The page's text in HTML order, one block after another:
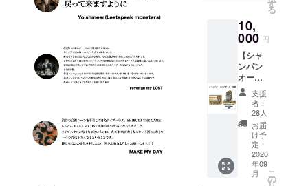
要】と
ご記入
くださ
い
スター
へのお
名前掲
載。 ※
掲載可
能な方
はお名
前(又は
ニック
ネーム)
を備考
欄へご
記入く
ださ
い。 ※
ズ：M /
L / XL /
XXL 8.8
オンス
ミドル
ウェイ
ト ス
ウェッ
ト プル
オー
バー
パー
カ。 素
材:綿
100%
す
る
10,
000 円
【シャ
ンパン
オー
ダーチ
ケット
(1枚)＋
ステッ
カー支
援】 ●
お礼
メール
THE
支援
者：
28人
お届
け予
定：
2020
年09
月
こ
の